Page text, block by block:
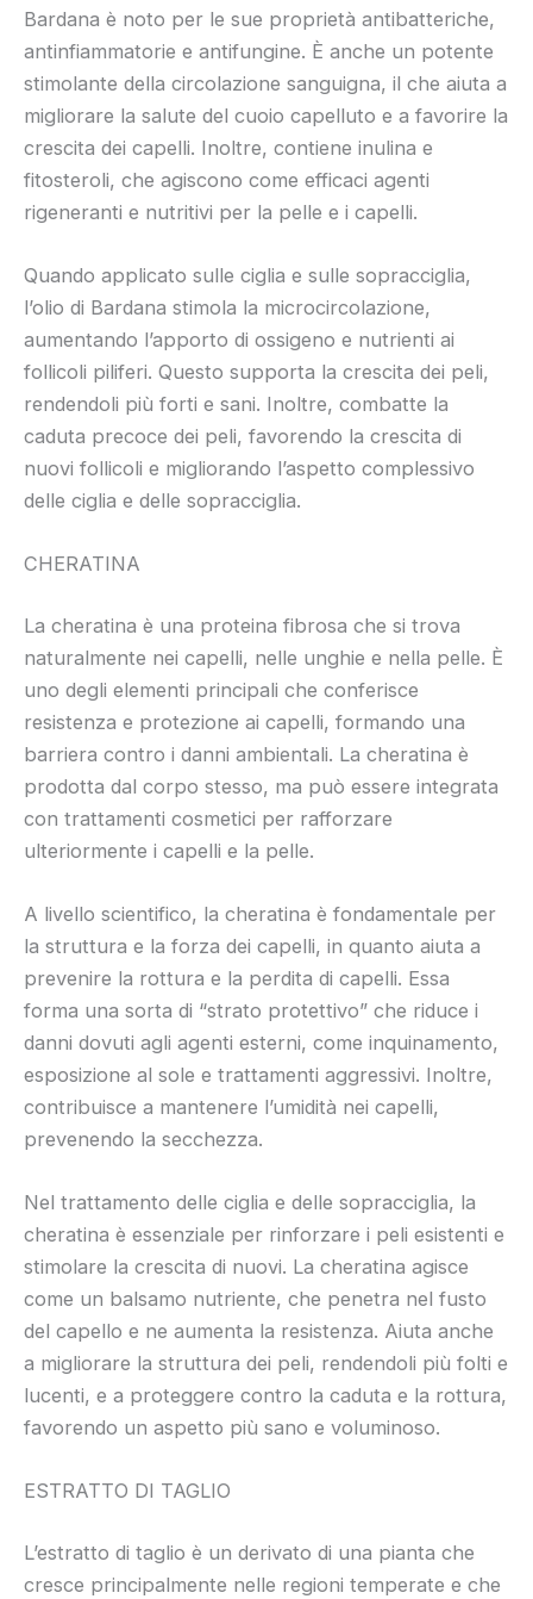
Bardana è noto per le sue proprietà antibatteriche,
antinfiammatorie e antifungine. È anche un potente
stimolante della circolazione sanguigna, il che aiuta a
migliorare la salute del cuoio capelluto e a favorire la
crescita dei capelli. Inoltre, contiene inulina e
fitosteroli, che agiscono come efficaci agenti
rigeneranti e nutritivi per la pelle e i capelli.
Quando applicato sulle ciglia e sulle sopracciglia,
l’olio di Bardana stimola la microcircolazione,
aumentando l’apporto di ossigeno e nutrienti ai
follicoli piliferi. Questo supporta la crescita dei peli,
rendendoli più forti e sani. Inoltre, combatte la
caduta precoce dei peli, favorendo la crescita di
nuovi follicoli e migliorando l’aspetto complessivo
delle ciglia e delle sopracciglia.
CHERATINA
La cheratina è una proteina fibrosa che si trova
naturalmente nei capelli, nelle unghie e nella pelle. È
uno degli elementi principali che conferisce
resistenza e protezione ai capelli, formando una
barriera contro i danni ambientali. La cheratina è
prodotta dal corpo stesso, ma può essere integrata
con trattamenti cosmetici per rafforzare
ulteriormente i capelli e la pelle.
A livello scientifico, la cheratina è fondamentale per
la struttura e la forza dei capelli, in quanto aiuta a
prevenire la rottura e la perdita di capelli. Essa
forma una sorta di “strato protettivo” che riduce i
danni dovuti agli agenti esterni, come inquinamento,
esposizione al sole e trattamenti aggressivi. Inoltre,
contribuisce a mantenere l’umidità nei capelli,
prevenendo la secchezza.
Nel trattamento delle ciglia e delle sopracciglia, la
cheratina è essenziale per rinforzare i peli esistenti e
stimolare la crescita di nuovi. La cheratina agisce
come un balsamo nutriente, che penetra nel fusto
del capello e ne aumenta la resistenza. Aiuta anche
a migliorare la struttura dei peli, rendendoli più folti e
lucenti, e a proteggere contro la caduta e la rottura,
favorendo un aspetto più sano e voluminoso.
ESTRATTO DI TAGLIO
L’estratto di taglio è un derivato di una pianta che
cresce principalmente nelle regioni temperate e che